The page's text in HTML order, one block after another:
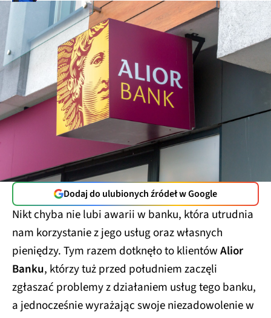
Dodaj do ulubionych źródeł w Google
Nikt chyba nie lubi awarii w banku, która utrudnia
nam korzystanie z jego usług oraz własnych
pieniędzy. Tym razem dotknęło to klientówAlior
Banku, którzy tuż przed południem zaczęli
zgłaszać problemy z działaniem usług tego banku,
a jednocześnie wyrażając swoje niezadowolenie w